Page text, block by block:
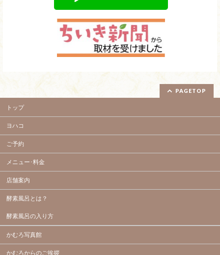
PAGETOP
トップ
ヨハコ
ご予約
メニュー･料金
店舗案内
酵素風呂とは？
酵素風呂の入り方
かむろ写真館
かむろからのご挨拶